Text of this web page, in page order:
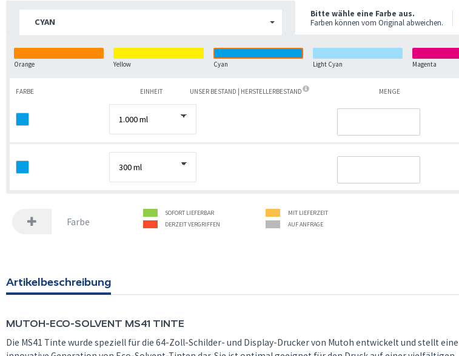
Orange Yellow Cyan Light Cyan Magenta
CYAN
Bitte wähle eine Farbe aus.
Farben können vom Original abweichen.
FARBE EINHEIT UNSER BESTAND | HERSTELLERBESTAND MENGE
Farbe
SOFORT LIEFERBAR
MIT LIEFERZEIT
DERZEIT VERGRIFFEN
AUF ANFRAGE
Artikelbeschreibung
MUTOH-ECO-SOLVENT MS41 TINTE
Die MS41 Tinte wurde speziell für die 64-Zoll-Schilder- und Display-Drucker von Mutoh entwickelt und stellt eine